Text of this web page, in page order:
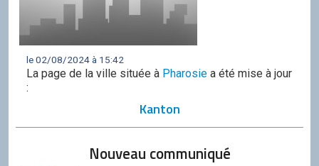
le 02/08/2024 à 15:42
La page de la ville située à Pharosie a été mise à jour
:
Kanton
Nouveau communiqué